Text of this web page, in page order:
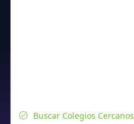
Buscar Colegios Cercanos